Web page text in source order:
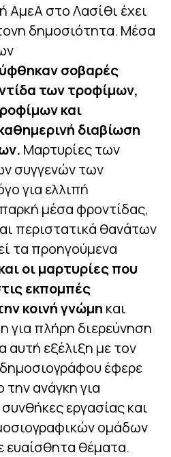
ΑμεΑ στο Λασίθι έχει
δημοσιότητα. Μέσα
σοβαρές
των τροφίμων,
και
διαβίωση
Μαρτυρίες των
συγγενών των
για ελλιπή
μέσα φροντίδας,
περιστατικά θανάτων
τα προηγούμενα
οι μαρτυρίες που
εκπομπές
κοινή γνώμη και
για πλήρη διερεύνηση
αυτή εξέλιξη με τον
έφερε
ανάγκη για
εργασίας και
ομάδων
ευαίσθητα θέματα.